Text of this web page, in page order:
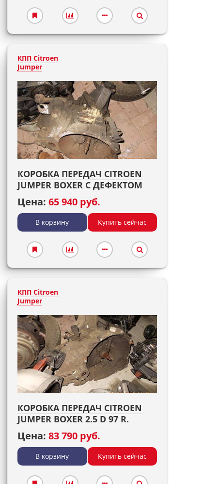
КПП Citroen
Jumper
КОРОБКА ПЕРЕДАЧ CITROEN
JUMPER BOXER С ДЕФЕКТОМ
Цена: 65 940 руб.
В корзину Купить сейчас
КПП Citroen
Jumper
КОРОБКА ПЕРЕДАЧ CITROEN
JUMPER BOXER 2.5 D 97 R.
Цена: 83 790 руб.
В корзину Купить сейчас